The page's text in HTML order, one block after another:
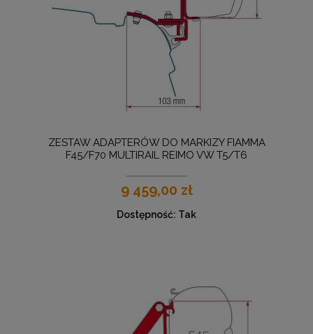
ZESTAW ADAPTERÓW DO MARKIZY FIAMMA
F45/F70 MULTIRAIL REIMO VW T5/T6
9 459,00 zł
Dostępność: Tak